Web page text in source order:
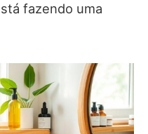
fazendo uma